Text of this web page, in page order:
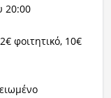
20:00
φοιτητικό, 10€